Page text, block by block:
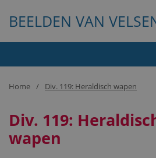
BEELDEN VAN
Home Div. 119: Heraldisch wapen
Div. 119:
wapen